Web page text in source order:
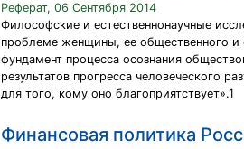
Реферат, 06 Сентября 2014
Философские и естественнонаучные
проблеме женщины, ее общественного
фундамент процесса осознания
результатов прогресса человеческого
для того, кому оно благоприятствует».1
Финансовая политика